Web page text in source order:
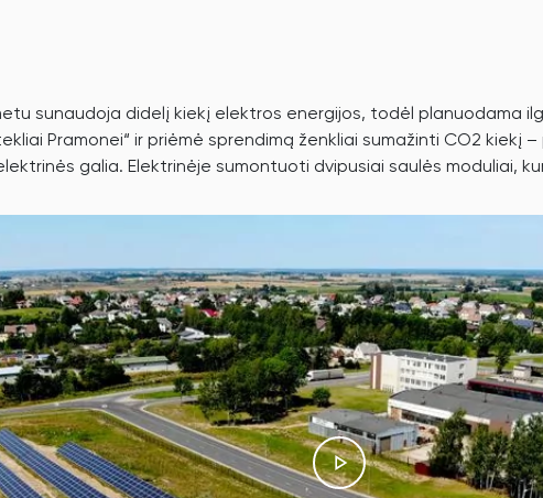
sunaudoja didelį kiekį elektros energijos, todėl planuodama
Pramonei“ ir priėmė sprendimą ženkliai sumažinti CO2 kiekį
galia. Elektrinėje sumontuoti dvipusiai saulės moduliai,